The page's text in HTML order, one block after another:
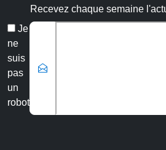
Recevez chaque semaine
Je
ne
suis
pas
un
robot
Veuillez laisser ce champ vide :
Email